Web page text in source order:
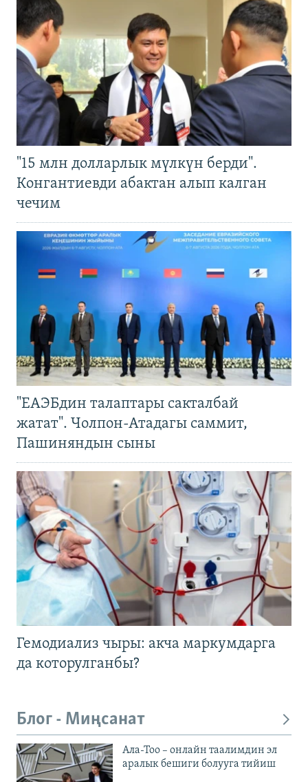
"15 млн долларлык мүлкүн берди".
Конгантиевди абактан алып калган
чечим
"ЕАЭБдин талаптары сакталбай
жатат". Чолпон-Атадагы саммит,
Пашиняндын сыны
Гемодиализ чыры: акча маркумдарга
да которулганбы?
Блог - Миңсанат
Ала-Тоо – онлайн таалимдин эл
аралык бешиги болууга тийиш